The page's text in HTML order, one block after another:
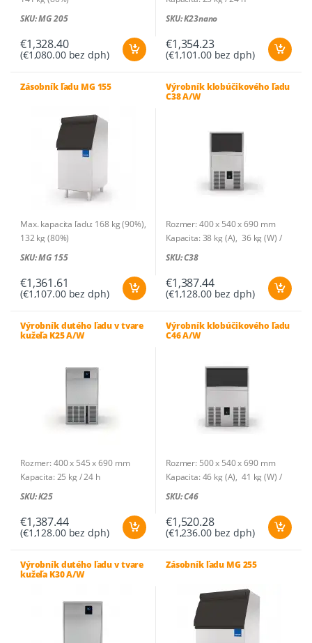
Rozmer: 768 x 848 x 1048 mm
SKU: MG 205
€1,328.40
(€1,080.00bez dph)
Druh ľadu: dutý ľad v tvare kužeľa
Kusov na cyklus: 15
Spotreba vody: 2l/h (A) ; 28,5l/h
Zásobník: na 5 kg – 238 ks
Chladivo: R290
SKU: K23nano
€1,354.23
(€1,101.00bez dph)
Zásobník ľadu MG 155
Max. kapacita ľadu: 168 kg (90%),
132 kg (80%)
Rozmer: 568 x 880 x 1270 mm
SKU: MG 155
€1,361.61
(€1,107.00bez dph)
Výrobník klobúčikového ľadu
C38 A/W
Rozmer: 400 x 540 x 690 mm
Kapacita: 38 kg (A), 36 kg (W) /
24 h
Hmotnosť ľadu: 20 g
Kusov na cyklus: 28
(W)
Zásobník: na 11,5 kg – 575 ks
Príkon/100 kg: 29 kWh (A), 20,3
SKU: C38
€1,387.44
(€1,128.00bez dph)
Výrobník dutého ľadu v tvare
kužeľa K25 A/W
Rozmer: 400 x 545 x 690 mm
Kapacita: 25 kg / 24 h
Druh ľadu: dutý ľad v tvare kužeľa
Kusov na cyklus: 15
Spotreba vody: 2,12l/h (A) ;
Zásobník: na 10 kg – 476 ks
Chladivo: R290
Príkon/100 kg: 25,8 kWh (A), 19,1
SKU: K25
€1,387.44
(€1,128.00bez dph)
Výrobník klobúčikového ľadu
C46 A/W
Rozmer: 500 x 540 x 690 mm
Kapacita: 46 kg (A), 41 kg (W) /
24 h
Hmotnosť ľadu: 20 g
Kusov na cyklus: 28
(W)
Príkon: 0,48 kW (A), 0,43 kW (W) /
230V-1N~
Príkon/100 kg: 27,9 kWh (A), 25,1
SKU: C46
€1,520.28
(€1,236.00bez dph)
Výrobník dutého ľadu v tvare
kužeľa K30 A/W
Zásobník ľadu MG 255